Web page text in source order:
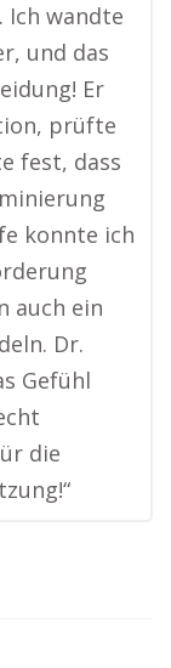
Ich wandte
und das
Er
prüfte
fest, dass
konnte ich
auch ein
Dr.
Gefühl
die